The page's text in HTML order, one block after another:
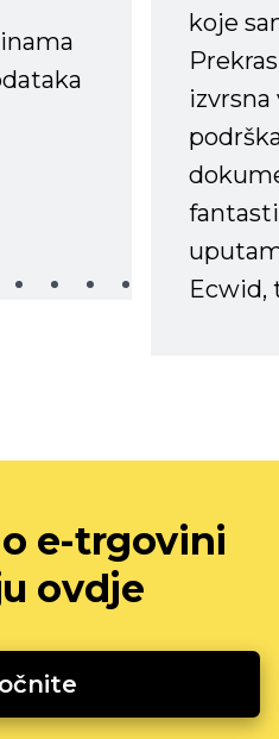
koje
Ecwid,
e-trgovini
ovdje